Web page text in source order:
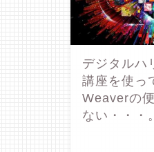
デジタルハ
講座を使っ
Weaverの
ない・・・。